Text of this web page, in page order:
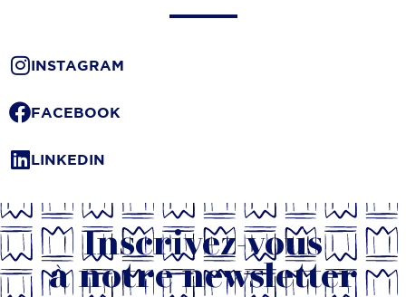
INSTAGRAM
FACEBOOK
LINKEDIN
Inscrivez-vous
à notre newsletter